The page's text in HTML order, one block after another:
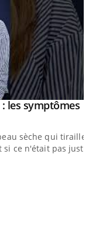
les symptômes
sèche qui tiraille,
ce n'était pas juste